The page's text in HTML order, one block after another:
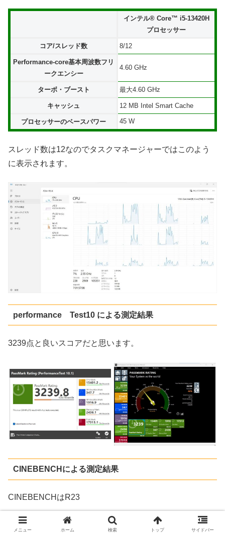
インテル® Core™ i5-13420H
プロセッサー
コア/スレッド数 8/12
Performance-core基本周波数フリ
ークエンシー
4.60 GHz
ターボ・ブースト 最大4.60 GHz
キャッシュ 12 MB Intel Smart Cache
プロセッサーのベースパワー 45 W
スレッド数は12なのでタスクマネージャーではこのよう
に表示されます。
performance Test10 による測定結果
3239点と良いスコアだと思います。
CINEBENCHによる測定結果
CINEBENCHはR23
メニュー ホーム 検索 トップ サイドバー